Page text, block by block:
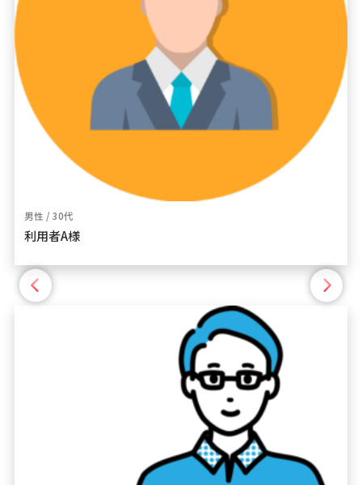
男性 / 30代
利用者A様